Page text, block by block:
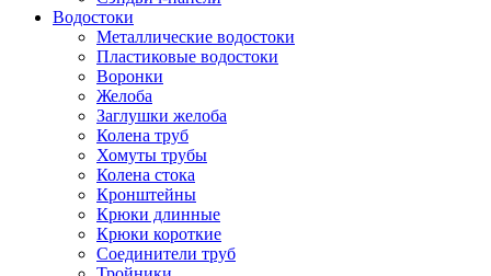
Водостоки
Металлические водостоки
Пластиковые водостоки
Воронки
Желоба
Заглушки желоба
Колена труб
Хомуты трубы
Колена стока
Кронштейны
Крюки длинные
Крюки короткие
Соединители труб